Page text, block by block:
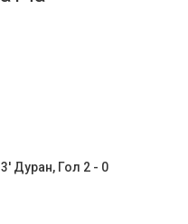
Дуран, Гол 2 - 0